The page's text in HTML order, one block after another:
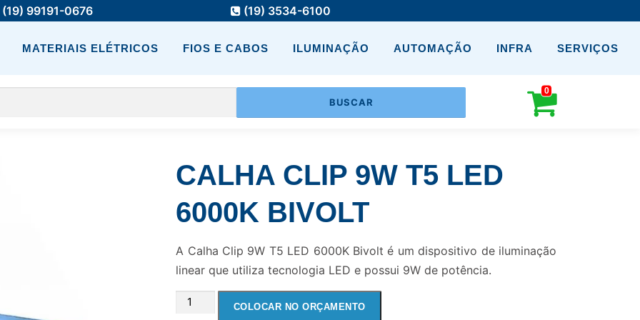
(19) 99191-0676 (19) 3534-6100
MATERIAIS ELÉTRICOS FIOS E CABOS ILUMINAÇÃO AUTOMAÇÃO INFRA SERVIÇOS
0
CALHA CLIP 9W T5 LED
6000K BIVOLT
A Calha Clip 9W T5 LED 6000K Bivolt é um dispositivo de iluminação
linear que utiliza tecnologia LED e possui 9W de potência.
CALHA
COLOCAR NO ORÇAMENTO